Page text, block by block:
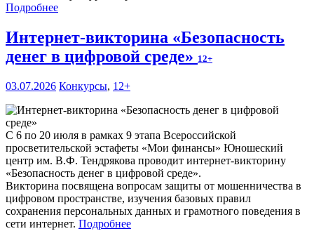
Подробнее
Интернет-викторина «Безопасность
денег в цифровой среде» 12+
03.07.2026 Конкурсы, 12+
С 6 по 20 июля в рамках 9 этапа Всероссийской
просветительской эстафеты «Мои финансы» Юношеский
центр им. В.Ф. Тендрякова проводит интернет-викторину
«Безопасность денег в цифровой среде».
Викторина посвящена вопросам защиты от мошенничества в
цифровом пространстве, изучения базовых правил
сохранения персональных данных и грамотного поведения в
сети интернет. Подробнее